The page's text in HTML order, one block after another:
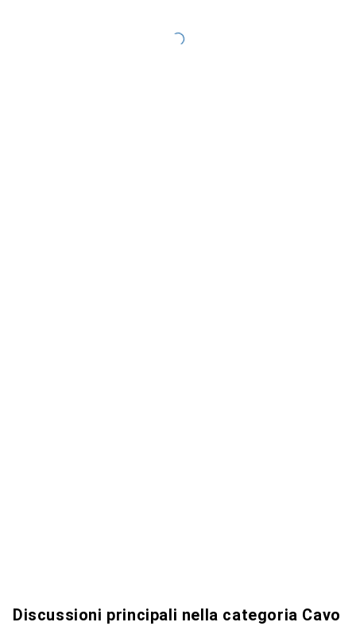
Discussioni principali nella categoria Cavo